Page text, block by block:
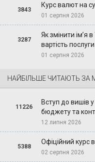
3843
Курс валют на
01 серпня 2026
3287
Як змінити ім’я
вартість
01 серпня 2026
НАЙБІЛЬШЕ ЧИТАЮТЬ ЗА
11226
Вступ до вишів
бюджету та
12 липня 2026
5388
Офіційний курс
02 серпня 2026